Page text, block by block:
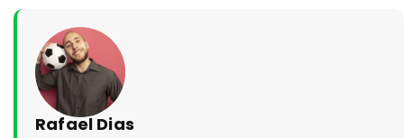
Rafael Dias